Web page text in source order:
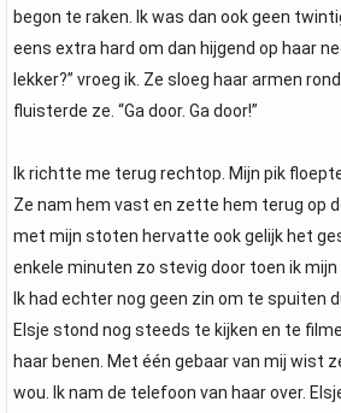
begon te raken. Ik was dan ook geen
eens extra hard om dan hijgend op haar
lekker?” vroeg ik. Ze sloeg haar armen
fluisterde ze. “Ga door. Ga door!”
Ik richtte me terug rechtop. Mijn pik
Ze nam hem vast en zette hem terug op
met mijn stoten hervatte ook gelijk het
enkele minuten zo stevig door toen ik mijn
Ik had echter nog geen zin om te spuiten
Elsje stond nog steeds te kijken en te
haar benen. Met één gebaar van mij wist
wou. Ik nam de telefoon van haar over.